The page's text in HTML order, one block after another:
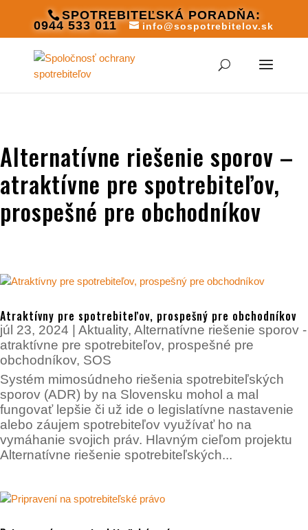
SPOTREBITEĽSKÁ PORADŇA:
0944 533 011 info@sospotrebitelov.sk
Alternatívne riešenie sporov –
atraktívne pre spotrebiteľov,
prospešné pre obchodníkov
Atraktívny pre spotrebiteľov, prospešný pre obchodníkov
júl 23, 2024 Aktuality, Alternatívne riešenie sporov -
atraktívne pre spotrebiteľov, prospešné pre
obchodníkov, SOS
Systém mimosúdneho riešenia spotrebiteľských
sporov (ADR) by na Slovensku mohol a mal
fungovať lepšie či už ide o legislatívne nastavenie
alebo záujem spotrebiteľov využívať ho na
vymáhanie svojich práv. Hlavným cieľom projektu
Alternatívne riešenie spotrebiteľských...